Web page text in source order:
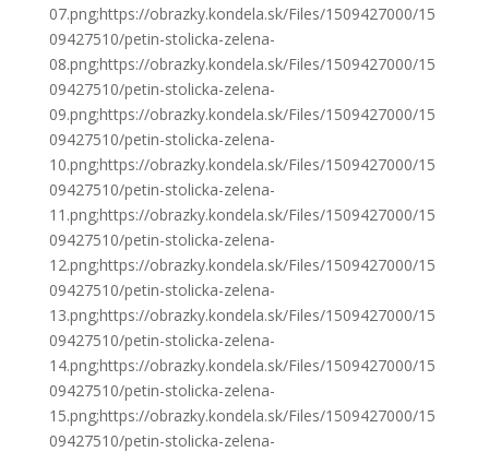
07.png;https://obrazky.kondela.sk/Files/1509427000/15
09427510/petin-stolicka-zelena-
08.png;https://obrazky.kondela.sk/Files/1509427000/15
09427510/petin-stolicka-zelena-
09.png;https://obrazky.kondela.sk/Files/1509427000/15
09427510/petin-stolicka-zelena-
10.png;https://obrazky.kondela.sk/Files/1509427000/15
09427510/petin-stolicka-zelena-
11.png;https://obrazky.kondela.sk/Files/1509427000/15
09427510/petin-stolicka-zelena-
12.png;https://obrazky.kondela.sk/Files/1509427000/15
09427510/petin-stolicka-zelena-
13.png;https://obrazky.kondela.sk/Files/1509427000/15
09427510/petin-stolicka-zelena-
14.png;https://obrazky.kondela.sk/Files/1509427000/15
09427510/petin-stolicka-zelena-
15.png;https://obrazky.kondela.sk/Files/1509427000/15
09427510/petin-stolicka-zelena-